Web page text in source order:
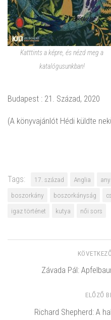
Katttints a képre, és nézd meg a
katalógusunkban!
Budapest : 21. Század, 2020
(A könyvajánlót Hédi küldte
Tags: 17. század Anglia
boszorkány
boszorkányság
igaz történet
kutya női sors
Závada Pál:
ELŐZŐ
Richard Shepherd: A